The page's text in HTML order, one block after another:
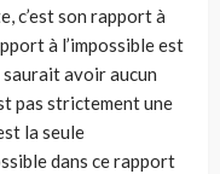
c’est son rapport à
à l’impossible est
avoir aucun
pas strictement une
la seule
dans ce rapport